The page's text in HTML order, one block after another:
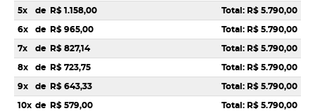
5x de R$ 1.158,00 Total: R$ 5.790,00
6x de R$ 965,00 Total: R$ 5.790,00
7x de R$ 827,14 Total: R$ 5.790,00
8x de R$ 723,75 Total: R$ 5.790,00
9x de R$ 643,33 Total: R$ 5.790,00
10x de R$ 579,00 Total: R$ 5.790,00